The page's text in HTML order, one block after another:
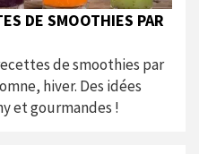
DE SMOOTHIES PAR
de smoothies par
hiver. Des idées
et gourmandes !